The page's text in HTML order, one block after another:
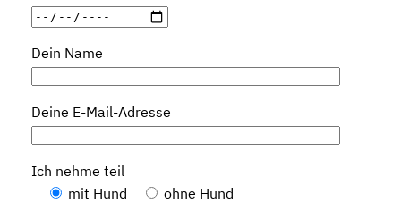
Dein Name
Deine E-Mail-Adresse
Ich nehme teil
mit Hund
ohne Hund